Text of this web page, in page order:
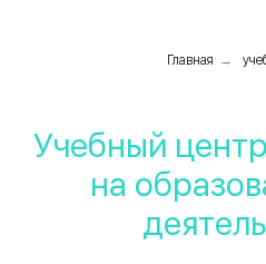
Главная →
Учебный
на